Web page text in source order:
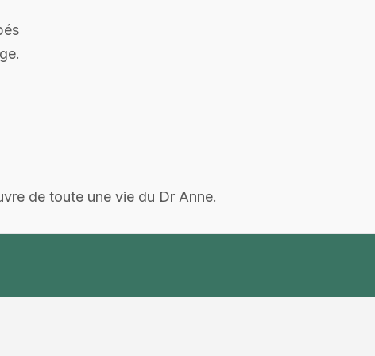
de toute une vie du Dr Anne.